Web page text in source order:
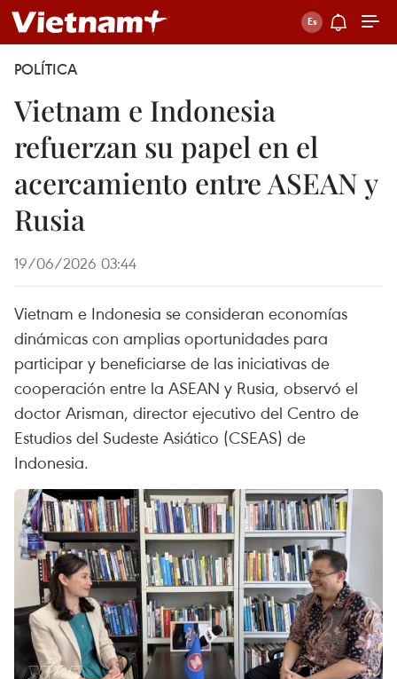
POLÍTICA
Vietnam e Indonesia
refuerzan su papel en el
acercamiento entre ASEAN y
Rusia
19/06/2026 03:44
Vietnam e Indonesia se consideran economías
dinámicas con amplias oportunidades para
participar y beneficiarse de las iniciativas de
cooperación entre la ASEAN y Rusia, observó el
doctor Arisman, director ejecutivo del Centro de
Estudios del Sudeste Asiático (CSEAS) de
Indonesia.